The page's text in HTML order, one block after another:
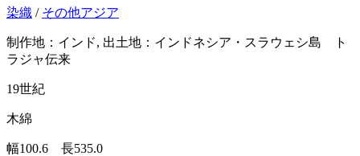
染織 / その他アジア
制作地：インド, 出土地：インドネシア・スラウェシ島 ト
ラジャ伝来
19世紀
木綿
幅100.6 長535.0